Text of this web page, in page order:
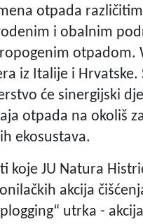
otpada
i obalnim
otpadom.
iz Italije i
će sinergijski
otpada na okoliš
ekosustava.
koje JU Natura
akcija
utrka -